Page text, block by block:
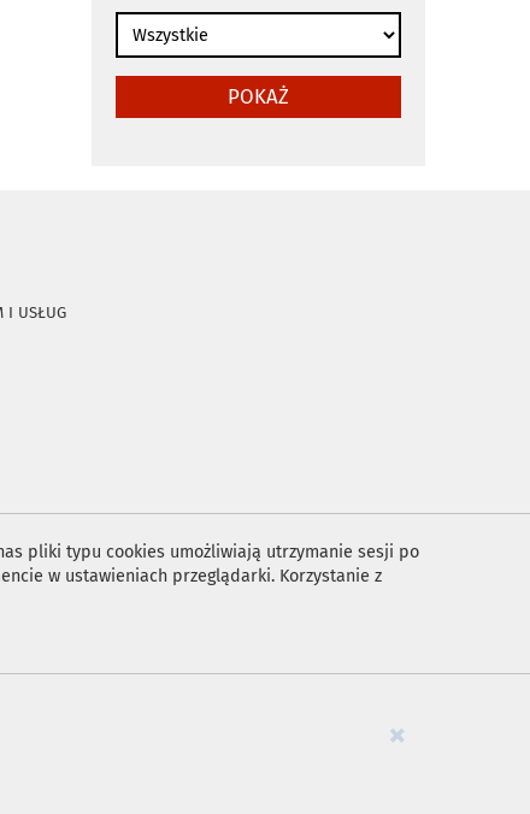
POKAŻ
I USŁUG
pliki typu cookies umożliwiają utrzymanie sesji po
w ustawieniach przeglądarki. Korzystanie z
×